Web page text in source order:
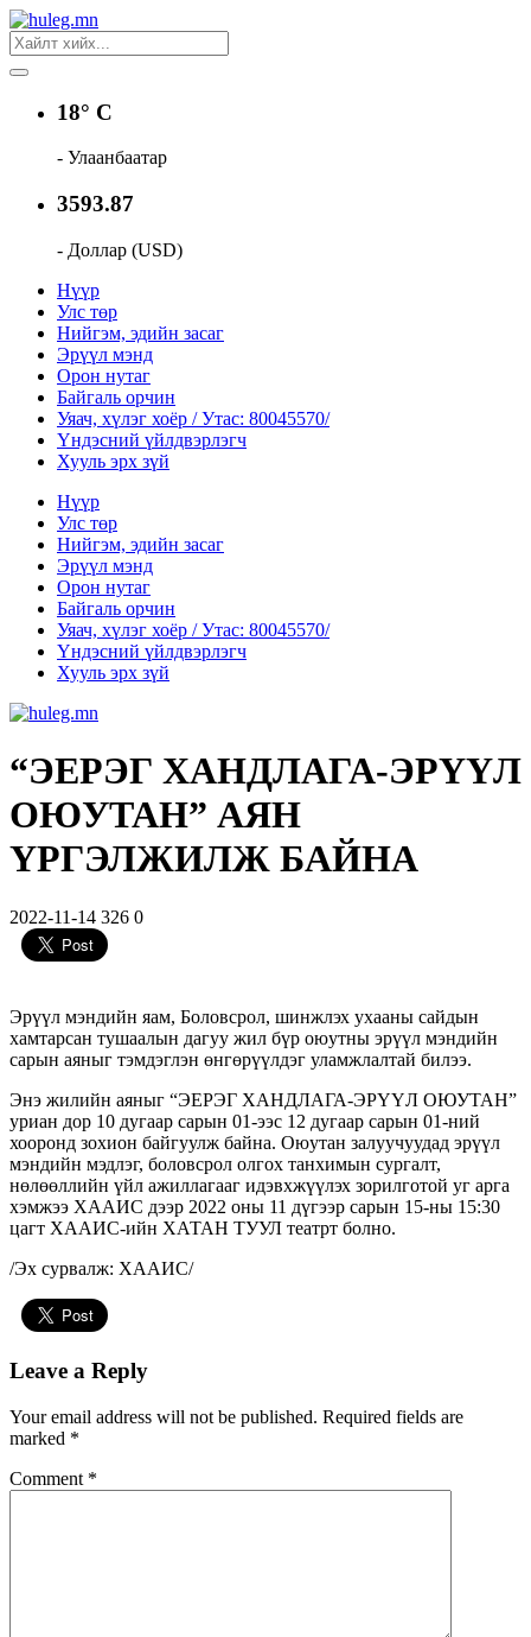
18° C
- Улаанбаатар
3593.87
- Доллар (USD)
Нүүр
Улс төр
Нийгэм, эдийн засаг
Эрүүл мэнд
Орон нутаг
Байгаль орчин
Уяач, хүлэг хоёр / Утас: 80045570/
Үндэсний үйлдвэрлэгч
Хууль эрх зүй
Нүүр
Улс төр
Нийгэм, эдийн засаг
Эрүүл мэнд
Орон нутаг
Байгаль орчин
Уяач, хүлэг хоёр / Утас: 80045570/
Үндэсний үйлдвэрлэгч
Хууль эрх зүй
“ЭЕРЭГ ХАНДЛАГА-ЭРҮҮЛ
ОЮУТАН” АЯН
ҮРГЭЛЖИЛЖ БАЙНА
2022-11-14 326 0
Эрүүл мэндийн яам, Боловсрол, шинжлэх ухааны сайдын
хамтарсан тушаалын дагуу жил бүр оюутны эрүүл мэндийн
сарын аяныг тэмдэглэн өнгөрүүлдэг уламжлалтай билээ.
Энэ жилийн аяныг “ЭЕРЭГ ХАНДЛАГА-ЭРҮҮЛ ОЮУТАН”
уриан дор 10 дугаар сарын 01-ээс 12 дугаар сарын 01-ний
хооронд зохион байгуулж байна. Оюутан залуучуудад эрүүл
мэндийн мэдлэг, боловсрол олгох танхимын сургалт,
нөлөөллийн үйл ажиллагааг идэвхжүүлэх зорилготой уг арга
хэмжээ ХААИС дээр 2022 оны 11 дүгээр сарын 15-ны 15:30
цагт ХААИС-ийн ХАТАН ТУУЛ театрт болно.
/Эх сурвалж: ХААИС/
Leave a Reply
Your email address will not be published. Required fields are
marked *
Comment *